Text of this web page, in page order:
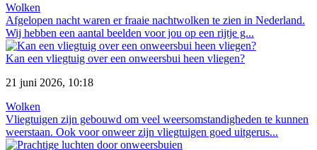
Wolken
Afgelopen nacht waren er fraaie nachtwolken te zien in Nederland.
Wij hebben een aantal beelden voor jou op een rijtje g...
Kan een vliegtuig over een onweersbui heen vliegen?
21 juni 2026, 10:18
Wolken
Vliegtuigen zijn gebouwd om veel weersomstandigheden te kunnen
weerstaan. Ook voor onweer zijn vliegtuigen goed uitgerus...